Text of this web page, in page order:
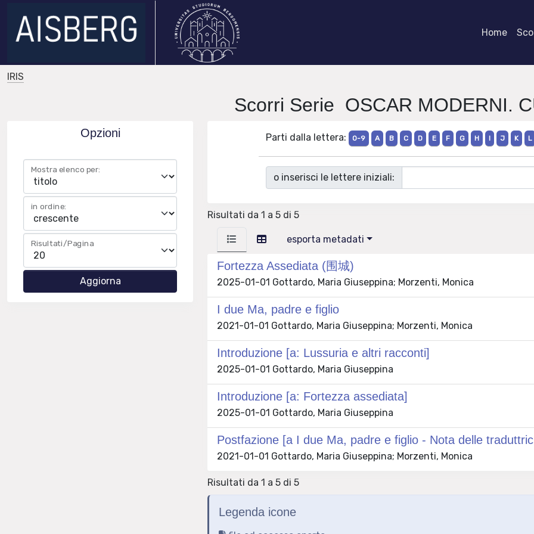
Home
IRIS
Scorri Serie OSCAR MODERNI.
Opzioni
Mostra elenco per:
in ordine:
Risultati/Pagina
Parti dalla lettera: 0-9 A B C D E F G H I J K L
o inserisci le lettere iniziali:
Risultati da 1 a 5 di 5
esporta metadati
Fortezza Assediata (围城)
2025-01-01 Gottardo, Maria Giuseppina; Morzenti, Monica
I due Ma, padre e figlio
2021-01-01 Gottardo, Maria Giuseppina; Morzenti, Monica
Introduzione [a: Lussuria e altri racconti]
2025-01-01 Gottardo, Maria Giuseppina
Introduzione [a: Fortezza assediata]
2025-01-01 Gottardo, Maria Giuseppina
Postfazione [a I due Ma, padre e figlio - Nota delle
2021-01-01 Gottardo, Maria Giuseppina; Morzenti, Monica
Risultati da 1 a 5 di 5
Legenda icone